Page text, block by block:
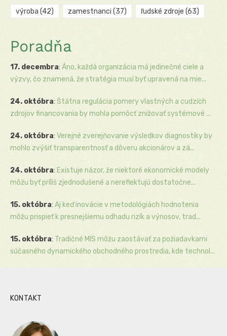
výroba (42) zamestnanci (37) ľudské zdroje (63)
Poradňa
17. decembra: Áno, každá organizácia má jedinečné ciele a
výzvy, čo znamená, že stratégia musí byť upravená na mie...
24. októbra: Štátna regulácia pomery vlastných a cudzích
zdrojov financovania by mohla pomôcť znižovať systémové ...
24. októbra: Verejné zverejňovanie výsledkov diagnostiky by
mohlo zvýšiť transparentnosť a dôveru akcionárov a zá...
24. októbra: Existuje názor, že niektoré ekonomické modely
môžu byť príliš zjednodušené a nereflektujú dostatočne...
15. októbra: Aj keď inovácie v metodológiách hodnotenia
môžu prispieť k presnejšiemu odhadu rizík a výnosov, trad...
15. októbra: Tradičné MIS môžu zaostávať za požiadavkami
súčasného dynamického obchodného prostredia, kde technol...
KONTAKT